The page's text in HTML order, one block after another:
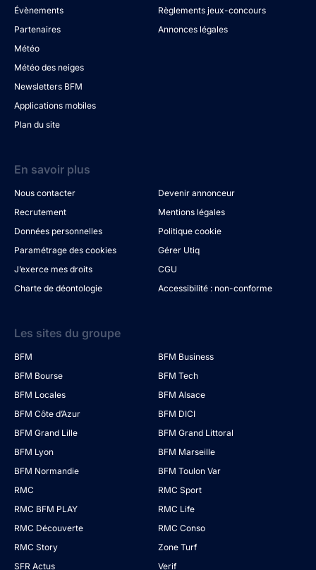
Évènements
Partenaires
Météo
Météo des neiges
Newsletters BFM
Applications mobiles
Plan du site
Règlements jeux-concours
Annonces légales
En savoir plus
Nous contacter
Devenir annonceur
Recrutement
Mentions légales
Données personnelles
Politique cookie
Paramétrage des cookies
Gérer Utiq
J’exerce mes droits
CGU
Charte de déontologie
Accessibilité : non-conforme
Les sites du groupe
BFM
BFM Business
BFM Bourse
BFM Tech
BFM Locales
BFM Alsace
BFM Côte d’Azur
BFM DICI
BFM Grand Lille
BFM Grand Littoral
BFM Lyon
BFM Marseille
BFM Normandie
BFM Toulon Var
RMC
RMC Sport
RMC BFM PLAY
RMC Life
RMC Découverte
RMC Conso
RMC Story
Zone Turf
SFR Actus
Verif